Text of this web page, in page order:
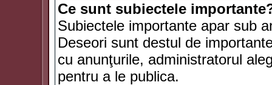
Ce sunt subiectele
Subiectele importante apar sub
Deseori sunt destul de
cu anunţurile, administratorul
pentru a le publica.